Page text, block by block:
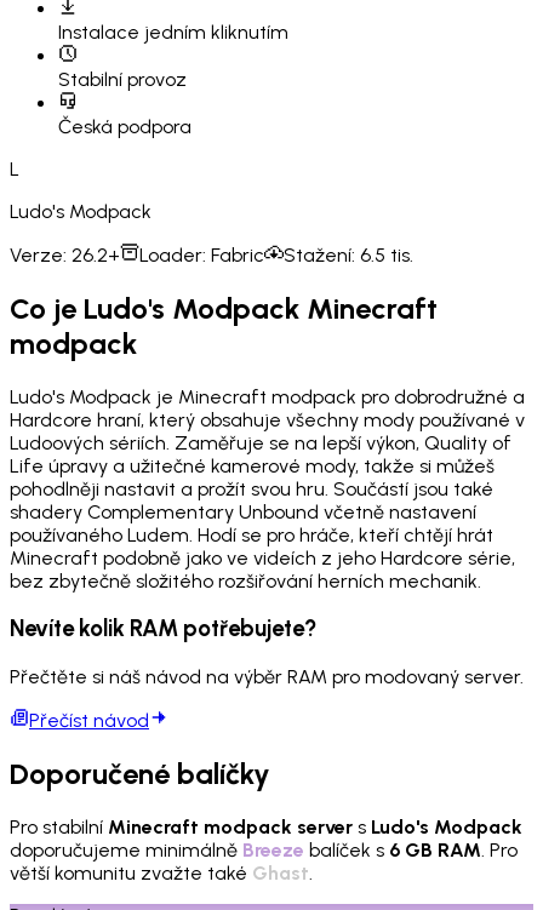
Instalace jedním kliknutím
Stabilní provoz
Česká podpora
L
Ludo's Modpack
Verze: 26.2+ Loader: Fabric Stažení: 6.5 tis.
Co je Ludo's Modpack Minecraft
modpack
Ludo's Modpack je Minecraft modpack pro dobrodružné a
Hardcore hraní, který obsahuje všechny mody používané v
Ludoových sériích. Zaměřuje se na lepší výkon, Quality of
Life úpravy a užitečné kamerové mody, takže si můžeš
pohodlněji nastavit a prožít svou hru. Součástí jsou také
shadery Complementary Unbound včetně nastavení
používaného Ludem. Hodí se pro hráče, kteří chtějí hrát
Minecraft podobně jako ve videích z jeho Hardcore série,
bez zbytečně složitého rozšiřování herních mechanik.
Nevíte kolik RAM potřebujete?
Přečtěte si náš návod na výběr RAM pro modovaný server.
Přečíst návod
Doporučené balíčky
Pro stabilní Minecraft modpack server s Ludo's Modpack
doporučujeme minimálně Breeze balíček s 6 GB RAM. Pro
větší komunitu zvažte také Ghast.